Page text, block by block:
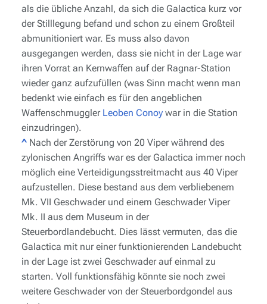
als die übliche Anzahl, da sich die Galactica kurz vor
der Stilllegung befand und schon zu einem Großteil
abmunitioniert war. Es muss also davon
ausgegangen werden, dass sie nicht in der Lage war
ihren Vorrat an Kernwaffen auf der Ragnar-Station
wieder ganz aufzufüllen (was Sinn macht wenn man
bedenkt wie einfach es für den angeblichen
Waffenschmuggler Leoben Conoy war in die Station
einzudringen).
^ Nach der Zerstörung von 20 Viper während des
zylonischen Angriffs war es der Galactica immer noch
möglich eine Verteidigungsstreitmacht aus 40 Viper
aufzustellen. Diese bestand aus dem verbliebenem
Mk. VII Geschwader und einem GeschwaderViper
Mk. II aus dem Museum in der
Steuerbordlandebucht. Dies lässt vermuten, das die
Galactica mit nur einer funktionierenden Landebucht
in der Lage ist zwei Geschwader auf einmal zu
starten. Voll funktionsfähig könnte sie noch zwei
weitere Geschwader von der Steuerbordgondel aus